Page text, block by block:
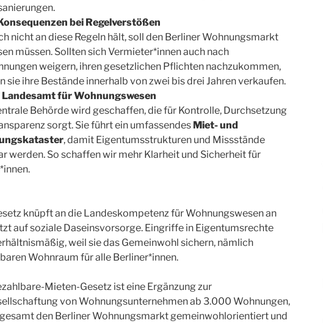
bei Regelverstößen
nicht an diese Regeln hält, soll den Berliner Wohnungsmarkt
müssen. Sollten sich Vermieter*innen auch nach
weigern, ihren gesetzlichen Pflichten nachzukommen,
sie ihre Bestände innerhalb von zwei bis drei Jahren verkaufen.
Landesamt für Wohnungswesen
Behörde wird geschaffen, die für Kontrolle, Durchsetzung
sorgt. Sie führt ein umfassendes Miet- und
, damit Eigentumsstrukturen und Missstände
werden. So schaffen wir mehr Klarheit und Sicherheit für
knüpft an die Landeskompetenz für Wohnungswesen an
auf soziale Daseinsvorsorge. Eingriffe in Eigentumsrechte
weil sie das Gemeinwohl sichern, nämlich
Wohnraum für alle Berliner*innen.
Mieten-Gesetz ist eine Ergänzung zur
von Wohnungsunternehmen ab 3.000 Wohnungen,
den Berliner Wohnungsmarkt gemeinwohlorientiert und